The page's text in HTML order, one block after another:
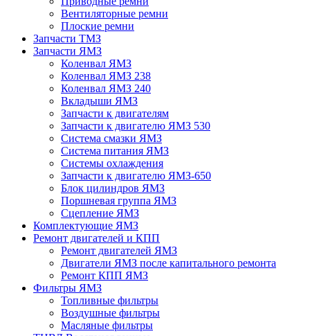
Вентиляторные ремни
Плоские ремни
Запчасти ТМЗ
Запчасти ЯМЗ
Коленвал ЯМЗ
Коленвал ЯМЗ 238
Коленвал ЯМЗ 240
Вкладыши ЯМЗ
Запчасти к двигателям
Запчасти к двигателю ЯМЗ 530
Система смазки ЯМЗ
Система питания ЯМЗ
Системы охлаждения
Запчасти к двигателю ЯМЗ-650
Блок цилиндров ЯМЗ
Поршневая группа ЯМЗ
Сцепление ЯМЗ
Комплектующие ЯМЗ
Ремонт двигателей и КПП
Ремонт двигателей ЯМЗ
Двигатели ЯМЗ после капитального ремонта
Ремонт КПП ЯМЗ
Фильтры ЯМЗ
Топливные фильтры
Воздушные фильтры
Масляные фильтры